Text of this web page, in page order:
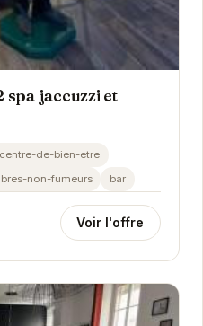
spa jaccuzzi et
de-bien-etre
non-fumeurs bar
Voir l'offre